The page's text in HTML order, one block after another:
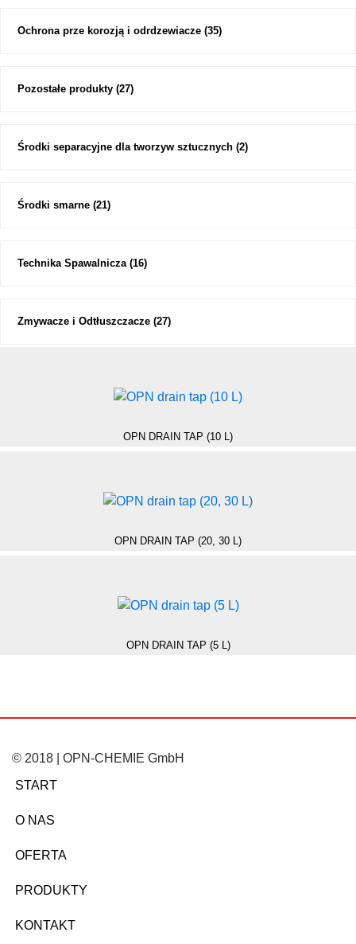
Ochrona prze korozją i odrdzewiacze (35)
Pozostałe produkty (27)
Środki separacyjne dla tworzyw sztucznych (2)
Środki smarne (21)
Technika Spawalnicza (16)
Zmywacze i Odtłuszczacze (27)
OPN DRAIN TAP (10 L)
OPN DRAIN TAP (20, 30 L)
OPN DRAIN TAP (5 L)
© 2018 | OPN-CHEMIE GmbH
START
O NAS
OFERTA
PRODUKTY
KONTAKT